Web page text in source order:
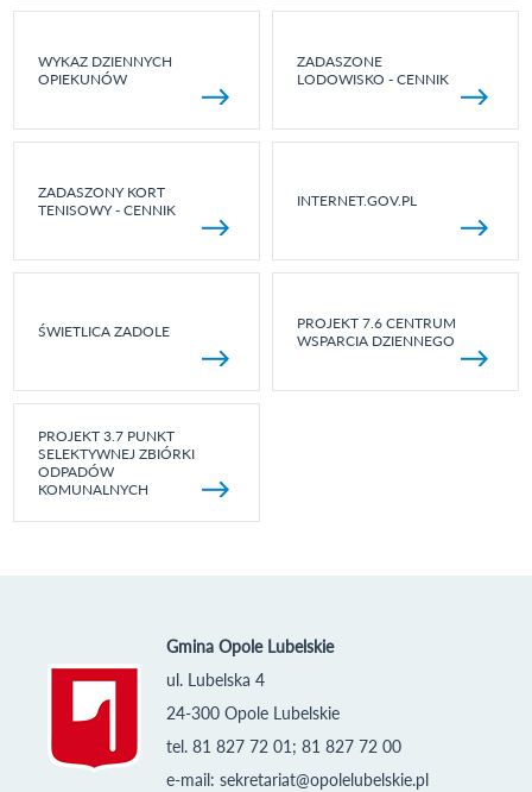
WYKAZ DZIENNYCH
OPIEKUNÓW
ZADASZONE
LODOWISKO - CENNIK
ZADASZONY KORT
TENISOWY - CENNIK
INTERNET.GOV.PL
ŚWIETLICA ZADOLE
PROJEKT 7.6 CENTRUM
WSPARCIA DZIENNEGO
PROJEKT 3.7 PUNKT
SELEKTYWNEJ ZBIÓRKI
ODPADÓW
KOMUNALNYCH
Gmina Opole Lubelskie
ul. Lubelska 4
24-300 Opole Lubelskie
tel. 81 827 72 01; 81 827 72 00
e-mail: sekretariat@opolelubelskie.pl